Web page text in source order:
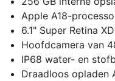
Apple A18-
6.1" Super Retina
Hoofdcamera van
IP68 water- en
Draadloos opladen